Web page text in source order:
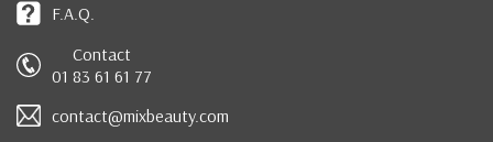
F.A.Q.
Contact
01 83 61 61 77
contact@mixbeauty.com